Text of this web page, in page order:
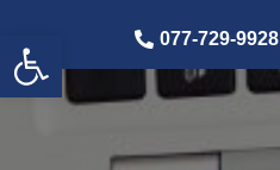
077-729-9928